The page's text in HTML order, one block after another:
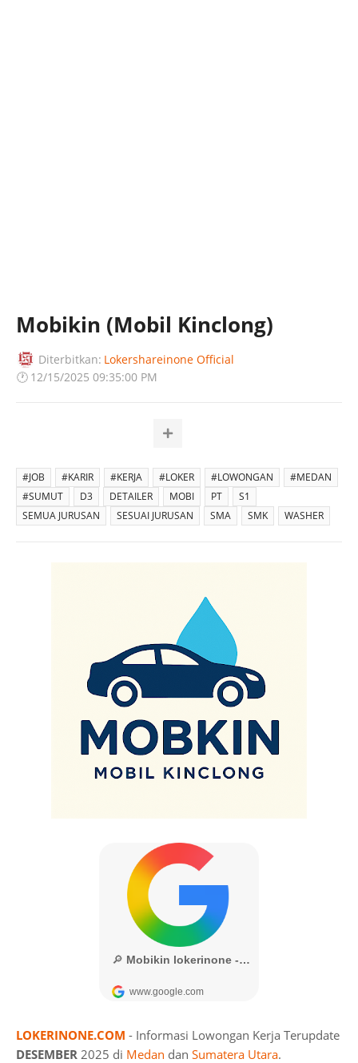
Mobikin (Mobil Kinclong)
Diterbitkan: Lokershareinone Official
🕐 12/15/2025 09:35:00 PM
#JOB #KARIR #KERJA #LOKER #LOWONGAN
#MEDAN
#SUMUT
D3 DETAILER MOBI PT
S1
SEMUA JURUSAN
SESUAI JURUSAN SMA SMK WASHER
LOKERINONE.COM - Informasi Lowongan Kerja Terupdate
DESEMBER 2025 di Medan dan Sumatera Utara.